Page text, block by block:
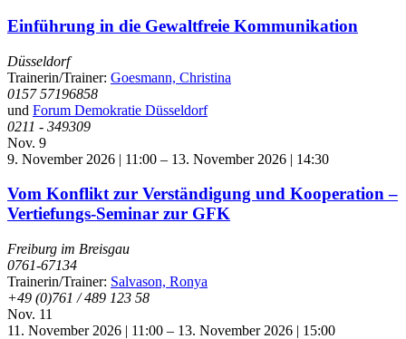
Einführung in die Gewaltfreie Kommunikation
Düsseldorf
Trainerin/Trainer: Goesmann, Christina
0157 57196858
und Forum Demokratie Düsseldorf
0211 - 349309
Nov. 9
9. November 2026 | 11:00 – 13. November 2026 | 14:30
Vom Konflikt zur Verständigung und Kooperation –
Vertiefungs-Seminar zur GFK
Freiburg im Breisgau
0761-67134
Trainerin/Trainer: Salvason, Ronya
+49 (0)761 / 489 123 58
Nov. 11
11. November 2026 | 11:00 – 13. November 2026 | 15:00